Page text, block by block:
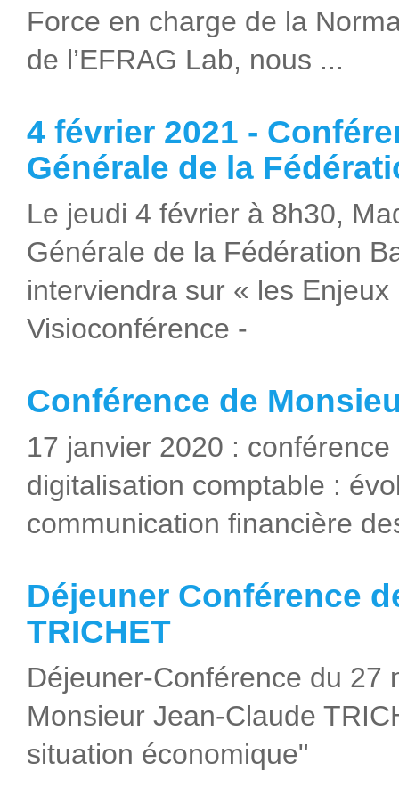
Force en charge de la
de l’EFRAG Lab, nous ...
4 février 2021 -
Générale de la
Le jeudi 4 février à 8h30,
Générale de la Fédération
interviendra sur « les
Visioconférence -
Conférence de
17 janvier 2020 :
digitalisation comptable :
communication financière
Déjeuner Conférence
TRICHET
Déjeuner-Conférence du 27
Monsieur Jean-Claude
situation économique"